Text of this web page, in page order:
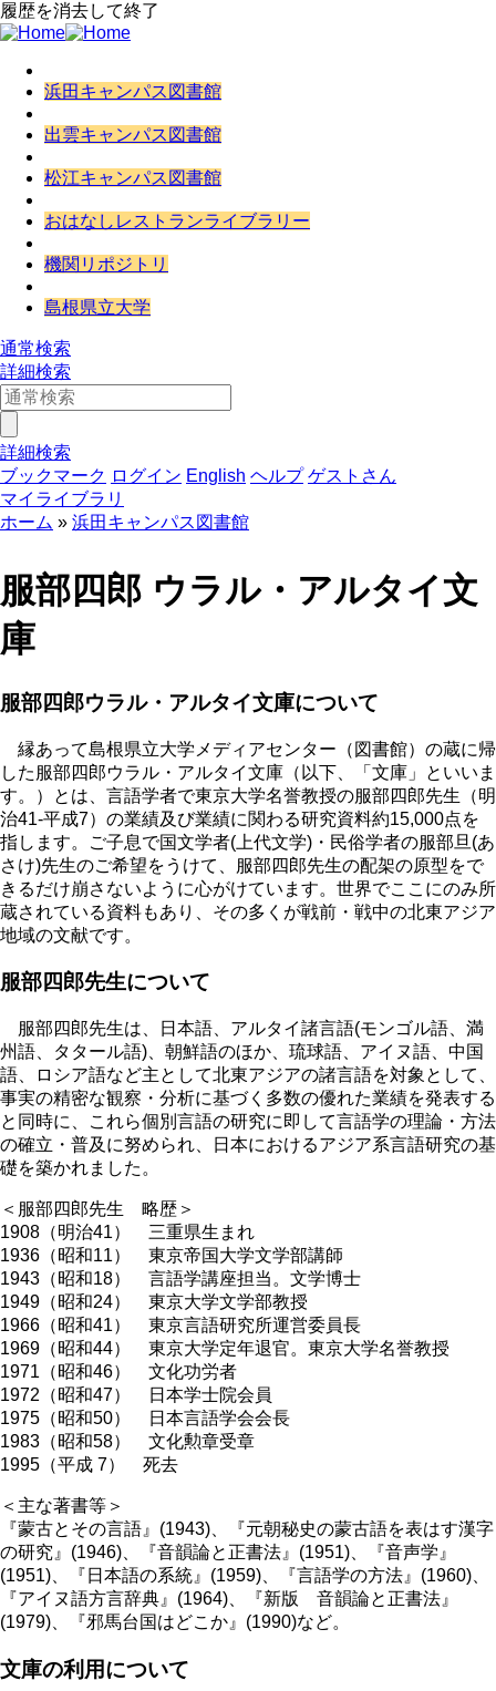
履歴を消去して終了
浜田キャンパス図書館
出雲キャンパス図書館
松江キャンパス図書館
おはなしレストランライブラリー
機関リポジトリ
島根県立大学
通常検索
詳細検索
詳細検索
ブックマーク ログイン English ヘルプ ゲストさん
マイライブラリ
ホーム
浜田キャンパス図書館
服部四郎 ウラル・アルタイ文
庫
服部四郎ウラル・アルタイ文庫について
縁あって島根県立大学メディアセンター（図書館）の蔵に帰
した服部四郎ウラル・アルタイ文庫（以下、「文庫」といいま
す。）とは、言語学者で東京大学名誉教授の服部四郎先生（明
治41-平成7）の業績及び業績に関わる研究資料約15,000点を
指します。ご子息で国文学者(上代文学)・民俗学者の服部旦(あ
さけ)先生のご希望をうけて、服部四郎先生の配架の原型をで
きるだけ崩さないように心がけています。世界でここにのみ所
蔵されている資料もあり、その多くが戦前・戦中の北東アジア
地域の文献です。
服部四郎先生について
服部四郎先生は、日本語、アルタイ諸言語(モンゴル語、満
州語、タタール語)、朝鮮語のほか、琉球語、アイヌ語、中国
語、ロシア語など主として北東アジアの諸言語を対象として、
事実の精密な観察・分析に基づく多数の優れた業績を発表する
と同時に、これら個別言語の研究に即して言語学の理論・方法
の確立・普及に努められ、日本におけるアジア系言語研究の基
礎を築かれました。
＜服部四郎先生 略歴＞
1908（明治41） 三重県生まれ
1936（昭和11） 東京帝国大学文学部講師
1943（昭和18） 言語学講座担当。文学博士
1949（昭和24） 東京大学文学部教授
1966（昭和41） 東京言語研究所運営委員長
1969（昭和44） 東京大学定年退官。東京大学名誉教授
1971（昭和46） 文化功労者
1972（昭和47） 日本学士院会員
1975（昭和50） 日本言語学会会長
1983（昭和58） 文化勲章受章
1995（平成 7） 死去
＜主な著書等＞
『蒙古とその言語』(1943)、『元朝秘史の蒙古語を表はす漢字
の研究』(1946)、『音韻論と正書法』(1951)、『音声学』
(1951)、『日本語の系統』(1959)、『言語学の方法』(1960)、
『アイヌ語方言辞典』(1964)、『新版 音韻論と正書法』
(1979)、『邪馬台国はどこか』(1990)など。
文庫の利用について